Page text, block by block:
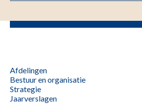
Afdelingen
Bestuur en organisatie
Strategie
Jaarverslagen